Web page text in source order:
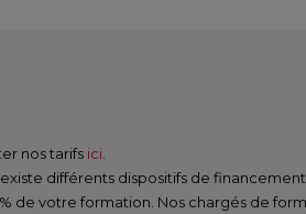
nos tarifs ici
différents dispositifs de
de votre formation. Nos chargés de